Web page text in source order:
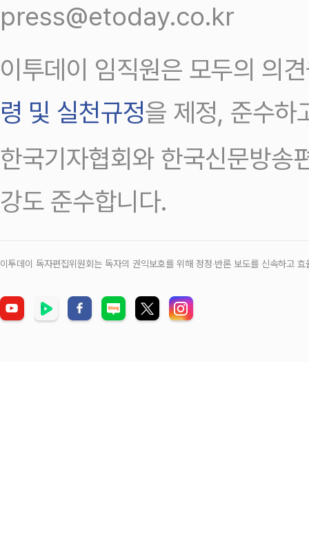
press@etoday.co.kr
이투데이 임직원은 모두의 의
령 및 실천규정을 제정, 준수하
한국기자협회와 한국신문방송
강도 준수합니다.
이투데이 독자편집위원회는 독자의 권익보호를 위해 정정‧반론 보도를 신속하고